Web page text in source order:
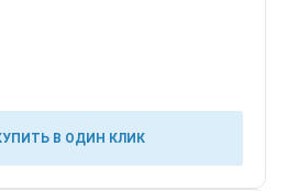
В ОДИН КЛИК